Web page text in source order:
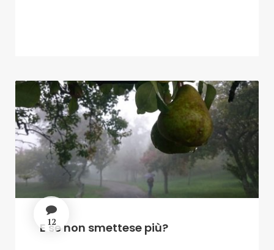
12
E se non smettese più?